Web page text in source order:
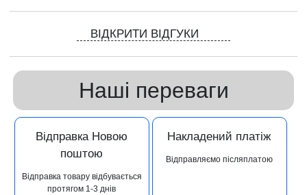
ВІДКРИТИ ВІДГУКИ
Наші переваги
Відправка Новою
поштою
Відправка товару відбувається
протягом 1-3 днів
Накладений платіж
Відправляємо післяплатою